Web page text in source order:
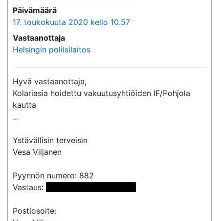
Päivämäärä
17. toukokuuta 2020 kello 10.57
Vastaanottaja
Helsingin poliisilaitos
Hyvä vastaanottaja,
Kolariasia hoidettu vakuutusyhtiöiden IF/Pohjola
kautta
...
Ystävällisin terveisin
Vesa Viljanen
Pyynnön numero: 882
Vastaus:
Postiosoite: